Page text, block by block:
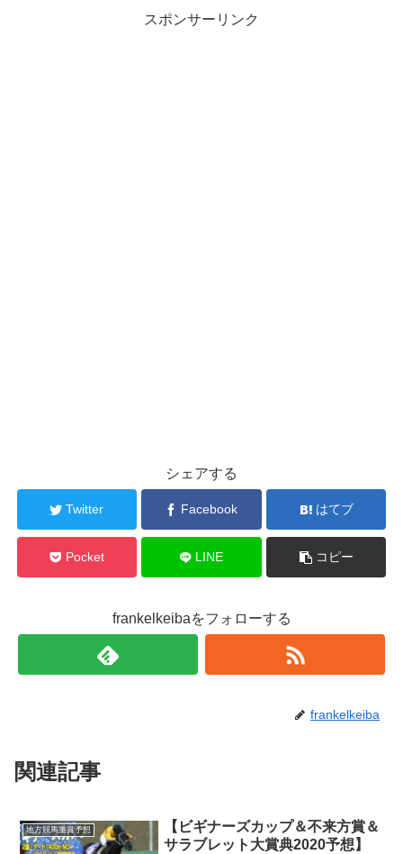
スポンサーリンク
シェアする
Twitter Facebook はてブ
Pocket LINE コピー
frankelkeibaをフォローする
frankelkeiba
関連記事
地方競馬重賞予想
【ビギナーズカップ＆不来方賞＆
サラブレット大賞典2020予想】